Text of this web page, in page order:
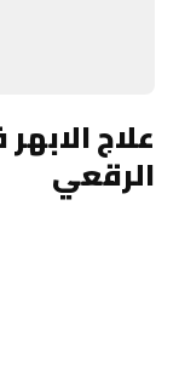
علاج
الرقعي